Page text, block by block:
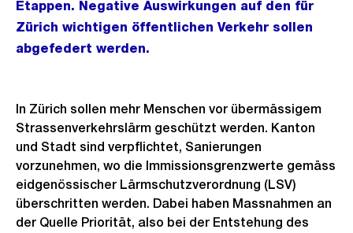
Etappen. Negative Auswirkungen auf den für
Zürich wichtigen öffentlichen Verkehr sollen
abgefedert werden.
In Zürich sollen mehr Menschen vor übermässigem
Strassenverkehrslärm geschützt werden. Kanton
und Stadt sind verpflichtet, Sanierungen
vorzunehmen, wo die Immissionsgrenzwerte gemäss
eidgenössischer Lärmschutzverordnung (LSV)
überschritten werden. Dabei haben Massnahmen an
der Quelle Priorität, also bei der Entstehung des